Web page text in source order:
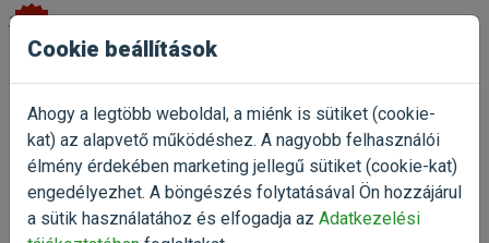
-20%
JBL PRONovo Bel Grano S
Sinking 250ml CLICK
granulát, szemcsés díszhaltáp
Kiszerelés: 250ml / Doboz
Gyártó:JBL
Egységár: 14 044 Ft / l
Raktáron
Cookie beállítások
Ahogy a legtöbb weboldal, a miénk is sütiket (cookie-
kat) az alapvető működéshez. A nagyobb felhasználói
élmény érdekében marketing jellegű sütiket (cookie-kat)
engedélyezhet. A böngészés folytatásával Ön hozzájárul
a sütik használatához és elfogadja az Adatkezelési